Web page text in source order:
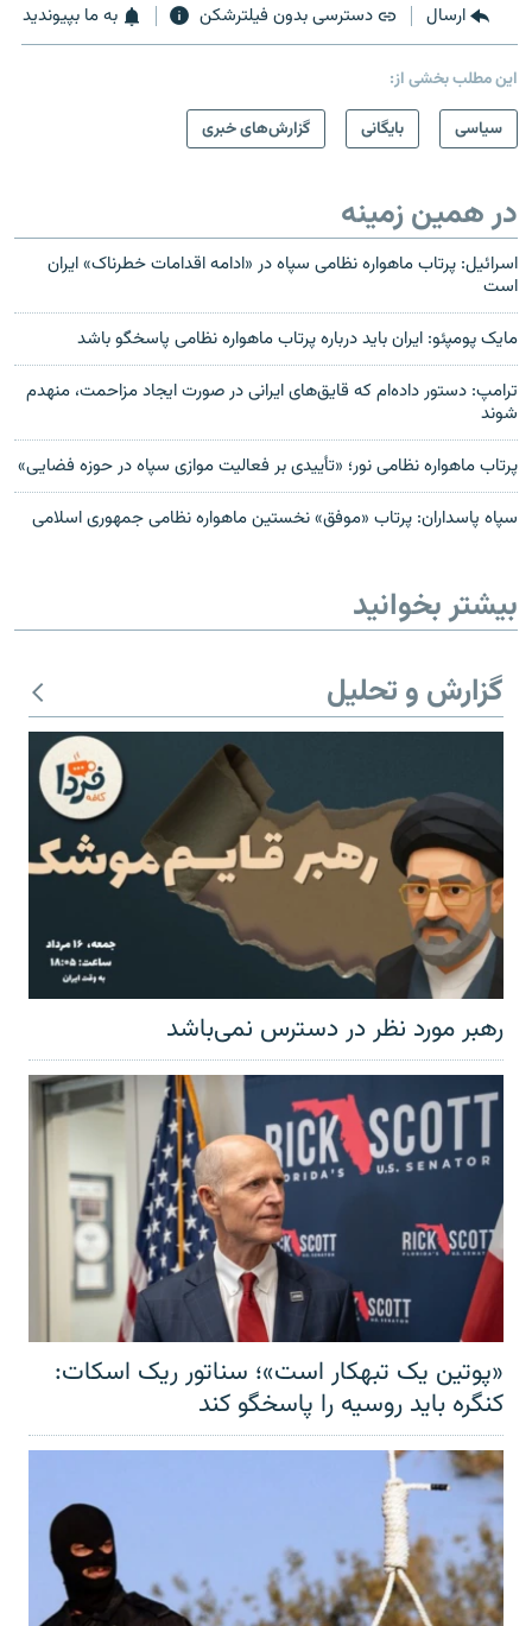
ارسال دسترسی بدون فیلترشکن به ما بپیوندید
این مطلب بخشی از:
سیاسی
بایگانی گزارش‌های خبری
در همین زمینه
اسرائیل: پرتاب ماهواره نظامی سپاه در «ادامه اقدامات خطرناک» ایران
است
مایک پومپئو: ایران باید درباره پرتاب ماهواره نظامی پاسخگو باشد
ترامپ: دستور داده‌ام که قایق‌های ایرانی در صورت ایجاد مزاحمت، منهدم
شوند
پرتاب ماهواره نظامی نور؛ «تأییدی بر فعالیت موازی سپاه در حوزه فضایی»
سپاه پاسداران: پرتاب «موفق» نخستین ماهواره نظامی جمهوری اسلامی
بیشتر بخوانید
گزارش و تحلیل
رهبر مورد نظر در دسترس نمی‌باشد
«پوتین یک تبهکار است»؛ سناتور ریک اسکات:
کنگره باید روسیه را پاسخگو کند